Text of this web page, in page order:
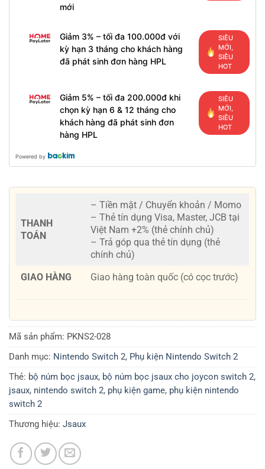
mới
Giảm 3% – tối đa 100.000đ với
kỳ hạn 3 tháng cho khách hàng
đã phát sinh đơn hàng HPL
SIÊU
MỚI,
SIÊU
HOT
Giảm 5% – tối đa 200.000đ khi
chọn kỳ hạn 6 & 12 tháng cho
khách hàng đã phát sinh đơn
hàng HPL
SIÊU
MỚI,
SIÊU
HOT
Powered by
THANH
TOÁN
– Tiền mặt / Chuyển khoản / Momo
– Thẻ tín dụng Visa, Master, JCB tại
Việt Nam +2% (thẻ chính chủ)
– Trả góp qua thẻ tín dụng (thẻ
chính chủ)
GIAO HÀNG
Giao hàng toàn quốc (có cọc trước)
Mã sản phẩm: PKNS2-028
Danh mục: Nintendo Switch 2, Phụ kiện Nintendo Switch 2
Thẻ: bộ núm bọc jsaux, bộ núm bọc jsaux cho joycon switch 2,
jsaux, nintendo switch 2, phụ kiện game, phụ kiện nintendo
switch 2
Thương hiệu: Jsaux